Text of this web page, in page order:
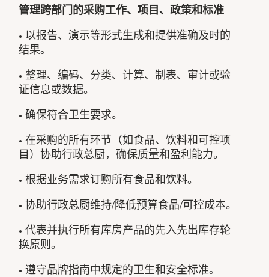
管理跨部门的采购工作、项目、政策和标准
• 以报告、演示等形式生成和提供准确及时的
结果。
• 整理、编码、分类、计算、制表、审计或验
证信息或数据。
• 确保符合卫生要求。
• 在采购的所有环节（如食品、饮料和可控项
目）协助行政总厨，确保质量和盈利能力。
• 根据业务需求订购所有食品和饮料。
• 协助行政总厨维持/降低预算食品/可控成本。
• 代表并执行所有库房产品的先入先出库存轮
换原则。
• 遵守品牌指南中规定的卫生和安全标准。